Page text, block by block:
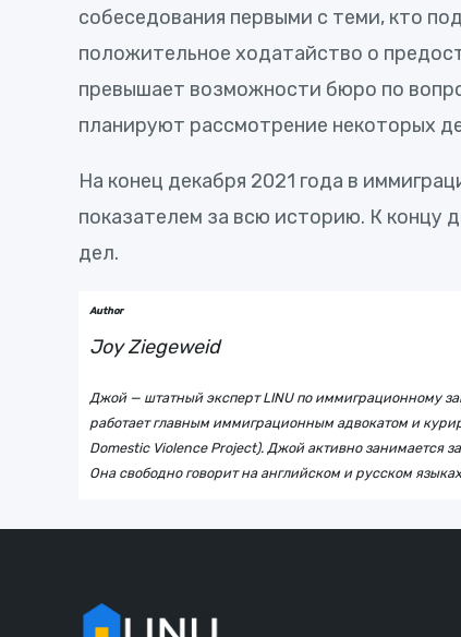
собеседования первыми с теми, кто
положительное ходатайство о
превышает возможности бюро по
планируют рассмотрение некоторых
На конец декабря 2021 года в
показателем за всю историю. К концу
дел.
Author
Joy Ziegeweid
Джой — штатный эксперт LINU по иммиграционному
работает главным иммиграционным адвокатом и
Domestic Violence Project). Джой активно занимается
Она свободно говорит на английском и русском